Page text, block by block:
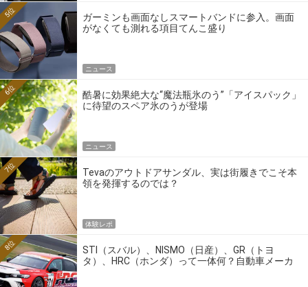
ガーミンも画面なしスマートバンドに参入。画面
がなくても測れる項目てんこ盛り
5位
ニュース
酷暑に効果絶大な“魔法瓶氷のう”「アイスパック」
に待望のスペア氷のうが登場
6位
ニュース
Tevaのアウトドアサンダル、実は街履きでこそ本
領を発揮するのでは？
7位
体験レポ
STI（スバル）、NISMO（日産）、GR（トヨ
タ）、HRC（ホンダ）って一体何？自動車メーカ
8位